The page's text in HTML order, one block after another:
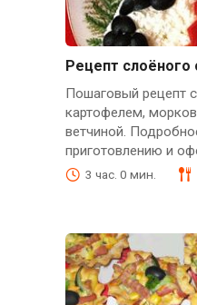
Рецепт слоёного
Пошаговый рецепт
картофелем,
ветчиной.
приготовлению и
3 час. 0 мин.